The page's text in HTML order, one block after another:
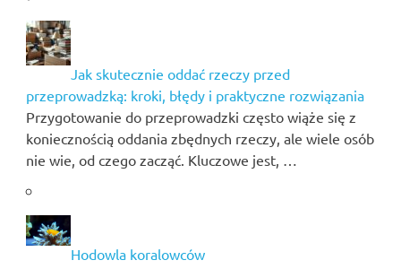
Jak skutecznie oddać rzeczy przed
przeprowadzką: kroki, błędy i praktyczne rozwiązania
Przygotowanie do przeprowadzki często wiąże się z
koniecznością oddania zbędnych rzeczy, ale wiele osób
nie wie, od czego zacząć. Kluczowe jest, …
Hodowla koralowców